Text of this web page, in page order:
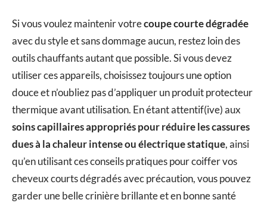
Si vous voulez maintenir votrecoupe courte dégradée
avec du style et sans dommage aucun, restez loin des
outils chauffants autant que possible. Si vous devez
utiliser ces appareils, choisissez toujours une option
douce et n’oubliez pas d’appliquer un produit protecteur
thermique avant utilisation. En étant attentif(ive) aux
soins capillaires appropriés pour réduire les cassures
dues à la chaleur intense ou électrique statique, ainsi
qu’en utilisant ces conseils pratiques pour coiffer vos
cheveux courts dégradés avec précaution, vous pouvez
garder une belle crinière brillante et en bonne santé